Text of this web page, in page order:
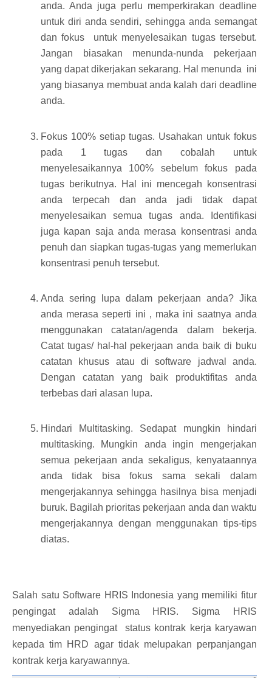
anda. Anda juga perlu memperkirakan deadline
untuk diri anda sendiri, sehingga anda semangat
dan fokus
untuk menyelesaikan tugas tersebut.
Jangan biasakan menunda-nunda pekerjaan
yang dapat dikerjakan sekarang. Hal menunda ini
yang biasanya membuat anda kalah dari deadline
anda.
Fokus 100% setiap tugas. Usahakan untuk fokus
pada 1 tugas dan cobalah untuk
menyelesaikannya 100% sebelum fokus pada
tugas berikutnya. Hal ini mencegah konsentrasi
anda terpecah dan anda jadi tidak dapat
menyelesaikan semua tugas anda. Identifikasi
juga kapan saja anda merasa konsentrasi anda
penuh dan siapkan tugas-tugas yang memerlukan
konsentrasi penuh tersebut.
Anda sering lupa dalam pekerjaan anda? Jika
anda merasa seperti ini , maka ini saatnya anda
menggunakan catatan/agenda dalam bekerja.
Catat tugas/ hal-hal pekerjaan anda baik di buku
catatan khusus atau di software jadwal anda.
Dengan catatan yang baik produktifitas anda
terbebas dari alasan lupa.
Hindari Multitasking. Sedapat mungkin hindari
multitasking. Mungkin anda ingin mengerjakan
semua pekerjaan anda sekaligus, kenyataannya
anda tidak bisa fokus sama sekali dalam
mengerjakannya sehingga hasilnya bisa menjadi
buruk. Bagilah prioritas pekerjaan anda dan waktu
mengerjakannya dengan menggunakan tips-tips
diatas.
Salah satu Software HRIS Indonesia yang memiliki fitur
pengingat adalah Sigma HRIS. Sigma HRIS
menyediakan pengingat
status kontrak kerja karyawan
kepada tim HRD agar tidak melupakan perpanjangan
kontrak kerja karyawannya.